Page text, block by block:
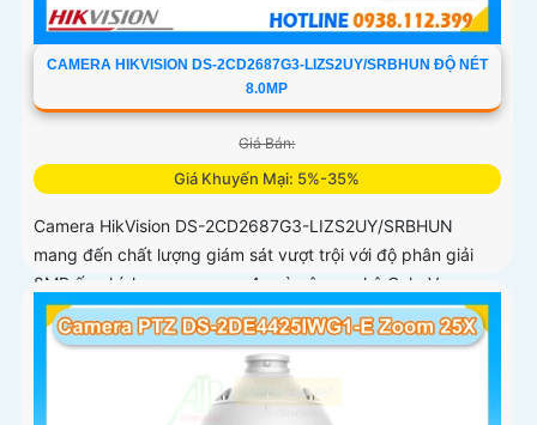
CAMERA HIKVISION DS-2CD2687G3-LIZS2UY/SRBHUN ĐỘ NÉT
8.0MP
Giá Bán:
Giá Khuyến Mại: 5%-35%
Camera HikVision DS-2CD2687G3-LIZS2UY/SRBHUN
mang đến chất lượng giám sát vượt trội với độ phân giải
8MP ống kính zoom quang 4x và công nghệ ColorVu